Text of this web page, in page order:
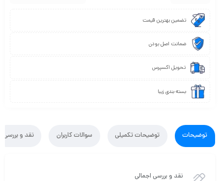
تضمین بهترین قیمت
ضمانت اصل بودن
تحویل اکسپرس
بسته بندی زیبا
توضیحات توضیحات تکمیلی سوالات کاربران نقد و بررسی
نقد و بررسی اجمالی